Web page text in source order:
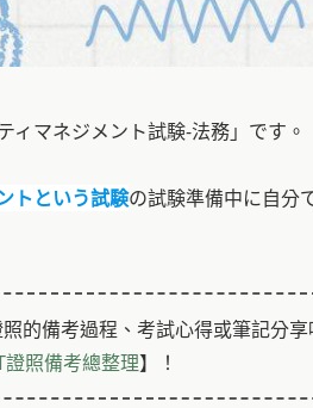
ィマネジメント試験-法務」です。
トという試験の試験準備中に自分
的備考過程、考試心得或筆記分享
證照備考總整理】！